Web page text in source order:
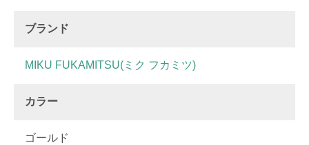
ブランド
MIKU FUKAMITSU(ミク フカミツ)
カラー
ゴールド